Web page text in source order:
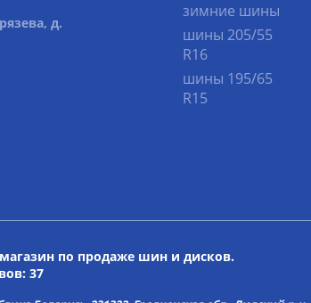
д.
зимние шины
шины 205/55
R16
шины 195/65
R15
по продаже шин и дисков.
37